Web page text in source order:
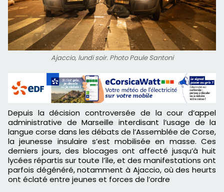
Ajaccio, lundi soir. Photo Paule Santoni
Depuis la décision controversée de la cour d’appel
administrative de Marseille interdisant l’usage de la
langue corse dans les débats de l’Assemblée de Corse,
la jeunesse insulaire s’est mobilisée en masse. Ces
derniers jours, des blocages ont affecté jusqu’à huit
lycées répartis sur toute l’île, et des manifestations ont
parfois dégénéré, notamment à Ajaccio, où des heurts
ont éclaté entre jeunes et forces de l’ordre